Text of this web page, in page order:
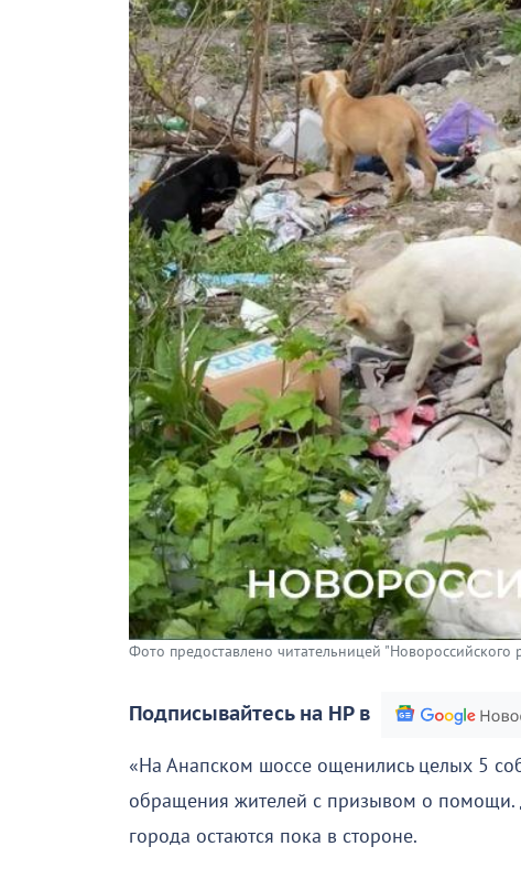
Фото предоставлено читательницей "Новороссийского
Подписывайтесь на НР в
«На Анапском шоссе ощенились целых 5
обращения жителей с призывом о помощи.
города остаются пока в стороне.